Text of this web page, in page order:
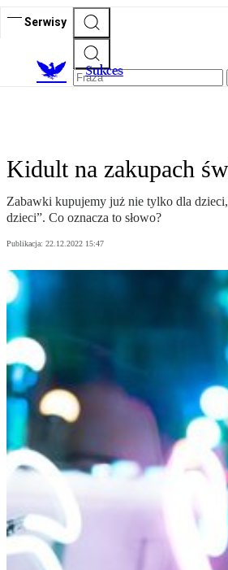
Serwisy
Sukces
Kidult na zakupach
Zabawki kupujemy już nie tylko dla dzieci,
dzieci”. Co oznacza to słowo?
Publikacja: 22.12.2022 15:47